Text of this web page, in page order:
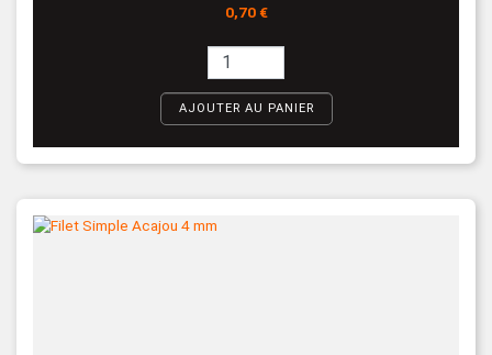
Prix
0,70 €
AJOUTER AU PANIER